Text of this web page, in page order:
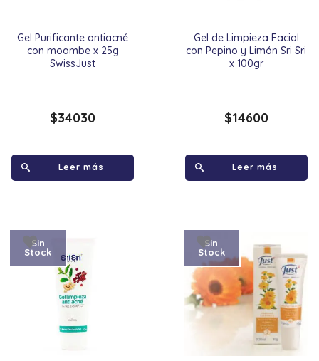
Gel Purificante antiacné
con moambe x 25g
SwissJust
$34030
Leer más
Gel de Limpieza Facial
con Pepino y Limón Sri Sri
x 100gr
$14600
Leer más
Sin
Stock
Sin
Stock